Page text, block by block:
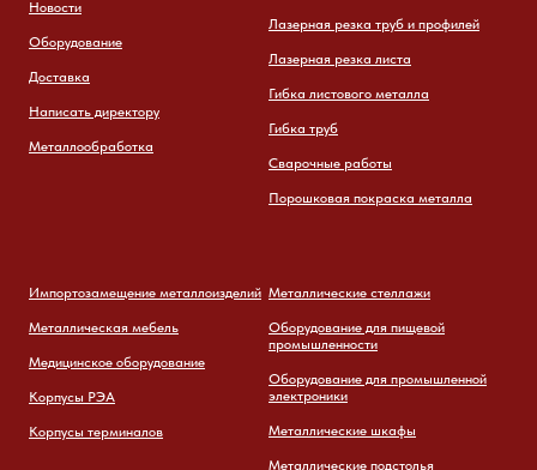
Новости
Оборудование
Доставка
Написать директору
Металлообработка
Лазерная резка труб и профилей
Лазерная резка листа
Гибка листового металла
Гибка труб
Сварочные работы
Порошковая покраска металла
Импортозамещение металлоизделий
Металлическая мебель
Медицинское оборудование
Корпусы РЭА
Корпусы терминалов
Металлические стеллажи
Оборудование для пищевой
промышленности
Оборудование для промышленной
электроники
Металлические шкафы
Металлические подстолья